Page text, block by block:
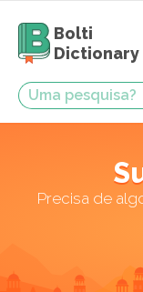
Bolti
Dictionary
Precisa de